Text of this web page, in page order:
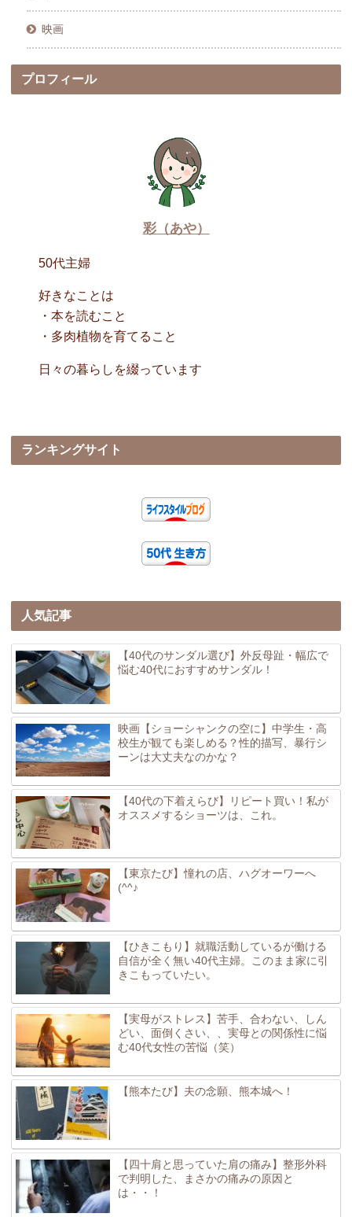
映画
プロフィール
彩（あや）
50代主婦
好きなことは
・本を読むこと
・多肉植物を育てること
日々の暮らしを綴っています
ランキングサイト
人気記事
【40代のサンダル選び】外反母趾・幅広で
悩む40代におすすめサンダル！
映画【ショーシャンクの空に】中学生・高
校生が観ても楽しめる？性的描写、暴行シ
ーンは大丈夫なのかな？
【40代の下着えらび】リピート買い！私が
オススメするショーツは、これ。
【東京たび】憧れの店、ハグオーワーへ
(^^♪
【ひきこもり】就職活動しているが働ける
自信が全く無い40代主婦。このまま家に引
きこもっていたい。
【実母がストレス】苦手、合わない、しん
どい、面倒くさい、、実母との関係性に悩
む40代女性の苦悩（笑）
【熊本たび】夫の念願、熊本城へ！
【四十肩と思っていた肩の痛み】整形外科
で判明した、まさかの痛みの原因と
は・・！